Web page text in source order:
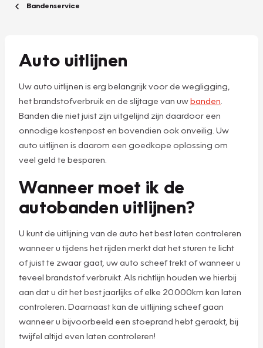
Bandenservice
Auto uitlijnen
Uw auto uitlijnen is erg belangrijk voor de wegligging,
het brandstofverbruik en de slijtage van uwbanden
Banden die niet juist zijn uitgelijnd zijn daardoor een
onnodige kostenpost en bovendien ook onveilig. Uw
auto uitlijnen is daarom een goedkope oplossing om
veel geld te besparen.
Wanneer moet ik de
autobanden uitlijnen?
U kunt de uitlijning van de auto het best laten controleren
wanneer u tijdens het rijden merkt dat het sturen te licht
of juist te zwaar gaat, uw auto scheef trekt of wanneer u
teveel brandstof verbruikt. Als richtlijn houden we hierbij
aan dat u dit het best jaarlijks of elke 20.000km kan laten
controleren. Daarnaast kan de uitlijning scheef gaan
wanneer u bijvoorbeeld een stoeprand hebt geraakt, bij
twijfel altijd even laten controleren!